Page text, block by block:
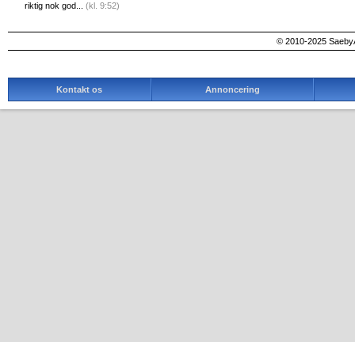
riktig nok god... (kl. 9:52)
© 2010-2025
Kontakt os Annoncering